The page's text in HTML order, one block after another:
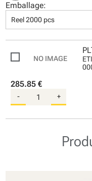
Emballage:
Reel 2000 pcs
285.85 €
- +